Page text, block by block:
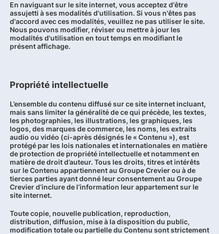
En naviguant sur le site internet, vous acceptez d'être
assujetti à ses modalités d'utilisation. Si vous n'êtes pas
d'accord avec ces modalités, veuillez ne pas utiliser le site.
Nous pouvons modifier, réviser ou mettre à jour les
modalités d'utilisation en tout temps en modifiant le
présent affichage.
Propriété intellectuelle
L’ensemble du contenu diffusé sur ce site internet incluant,
mais sans limiter la généralité de ce qui précède, les textes,
les photographies, les illustrations, les graphiques, les
logos, des marques de commerce, les noms, les extraits
audio ou vidéo (ci-après désignés le « Contenu »), est
protégé par les lois nationales et internationales en matière
de protection de propriété intellectuelle et notamment en
matière de droit d’auteur. Tous les droits, titres et intérêts
sur le Contenu appartiennent au Groupe Crevier ou à de
tierces parties ayant donné leur consentement au Groupe
Crevier d’inclure de l’information leur appartement sur le
site internet.
Toute copie, nouvelle publication, reproduction,
distribution, diffusion, mise à la disposition du public,
modification totale ou partielle du Contenu sont strictement